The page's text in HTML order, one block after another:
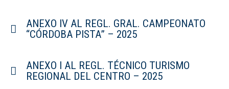
ANEXO IV AL REGL. GRAL. CAMPEONATO
“CÓRDOBA PISTA” – 2025
ANEXO I AL REGL. TÉCNICO TURISMO
REGIONAL DEL CENTRO – 2025